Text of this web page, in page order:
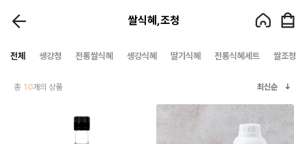
쌀식혜,조청
전체 생강청 전통쌀식혜 생강식혜 딸기식혜 전통식혜세트 쌀조청
총 10개의 상품 최신순